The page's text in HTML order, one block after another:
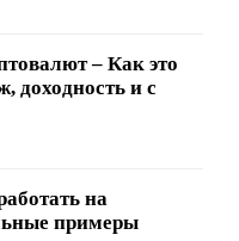
– Как это
доходность и с
на
примеры